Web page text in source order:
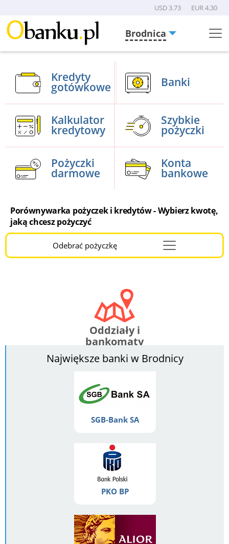
USD 3.73 EUR 4.30
Brodnica
Menu
Kredyty
gotówkowe Banki
Kalkulator
kredytowy
Szybkie
pożyczki
Pożyczki
darmowe
Konta
bankowe
Porównywarka pożyczek i kredytów - Wybierz kwotę,
jaką chcesz pożyczyć
Odebrać pożyczkęMenu
Burger
Oddziały i
bankomaty
Największe banki w Brodnicy
SGB-Bank SA
PKO BP